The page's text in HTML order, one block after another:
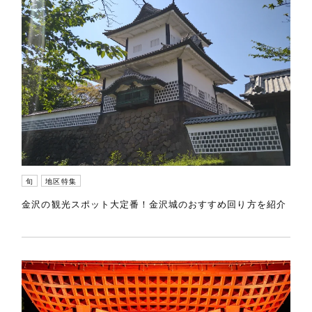
旬 地区特集
金沢の観光スポット大定番！金沢城のおすすめ回り方を紹介